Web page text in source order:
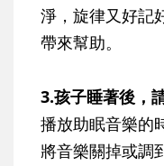
淨，旋律又好記
帶來幫助。
3.孩子睡著後，
播放助眠音樂的
將音樂關掉或調